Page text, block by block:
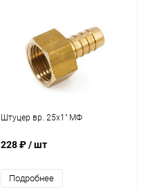
Штуцер вр. 25х1" МФ
228 ₽/ шт
Подробнее